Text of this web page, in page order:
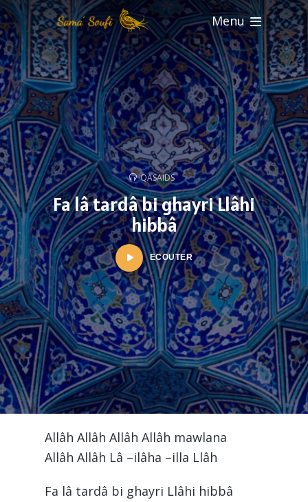
Menu
QASAIDS
Fa lâ tardâ bi ghayri Llâhi
hibbâ
ECOUTER
Allâh Allâh Allâh Allâh mawlana
Allâh Allâh Lâ –ilâha –illa Llâh
Fa lâ tardâ bi ghayri Llâhi hibbâ